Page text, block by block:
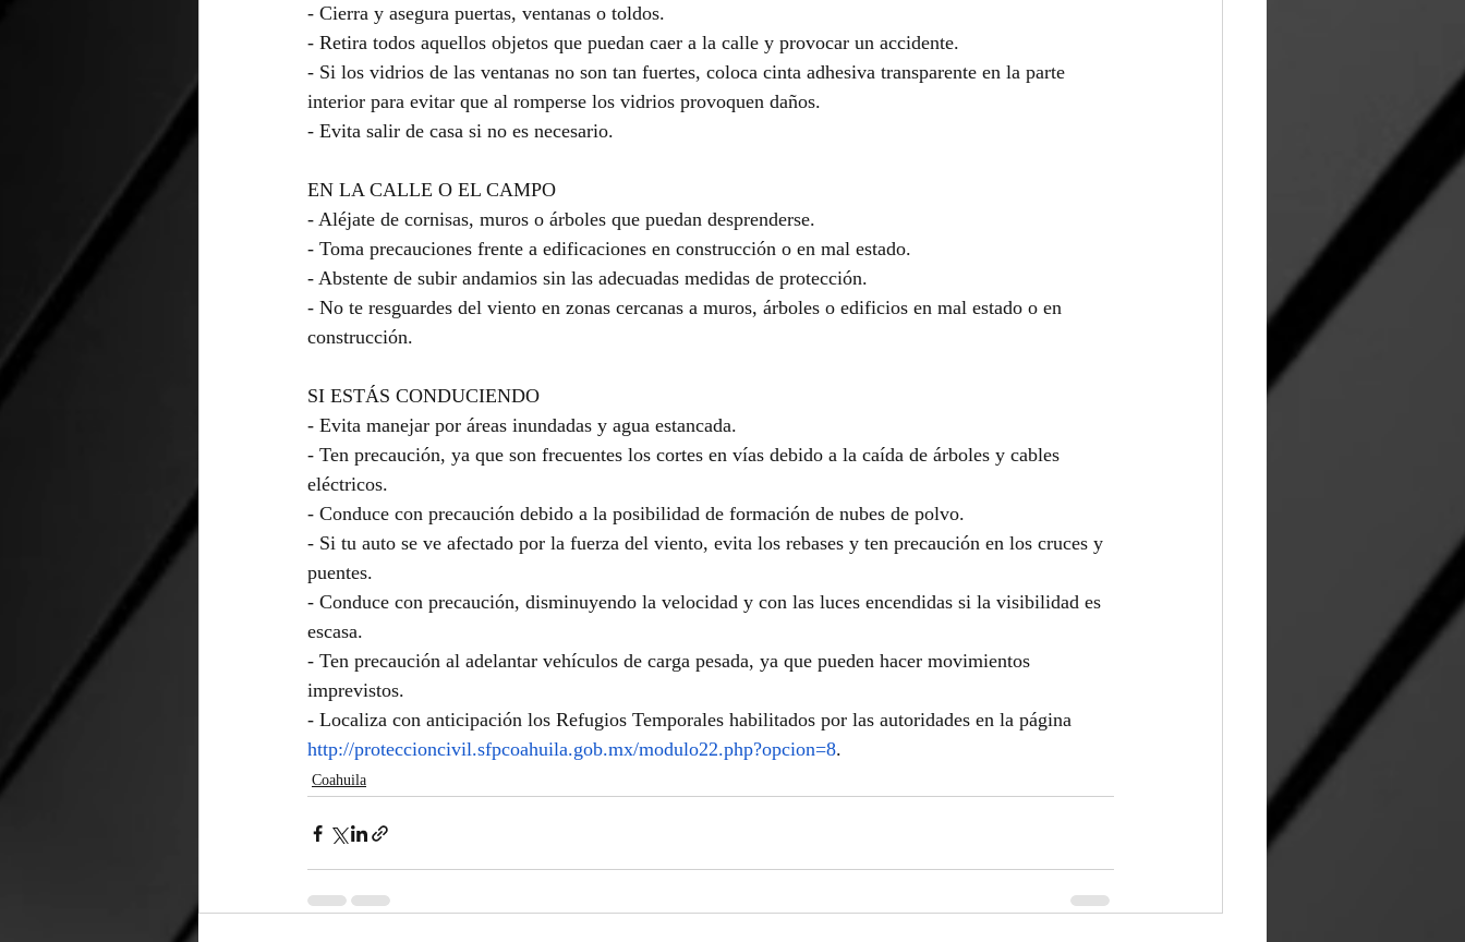
- Cierra y asegura puertas, ventanas o toldos.
- Retira todos aquellos objetos que puedan caer a la calle y provocar un accidente.
- Si los vidrios de las ventanas no son tan fuertes, coloca cinta adhesiva transparente en la parte
interior para evitar que al romperse los vidrios provoquen daños.
- Evita salir de casa si no es necesario.
EN LA CALLE O EL CAMPO
- Aléjate de cornisas, muros o árboles que puedan desprenderse.
- Toma precauciones frente a edificaciones en construcción o en mal estado.
- Abstente de subir andamios sin las adecuadas medidas de protección.
- No te resguardes del viento en zonas cercanas a muros, árboles o edificios en mal estado o en
construcción.
SI ESTÁS CONDUCIENDO
- Evita manejar por áreas inundadas y agua estancada.
- Ten precaución, ya que son frecuentes los cortes en vías debido a la caída de árboles y cables
eléctricos.
- Conduce con precaución debido a la posibilidad de formación de nubes de polvo.
- Si tu auto se ve afectado por la fuerza del viento, evita los rebases y ten precaución en los cruces y
puentes.
- Conduce con precaución, disminuyendo la velocidad y con las luces encendidas si la visibilidad es
escasa.
- Ten precaución al adelantar vehículos de carga pesada, ya que pueden hacer movimientos
imprevistos.
- Localiza con anticipación los Refugios Temporales habilitados por las autoridades en la página
http://proteccioncivil.sfpcoahuila.gob.mx/modulo22.php?opcion=8.
Coahuila